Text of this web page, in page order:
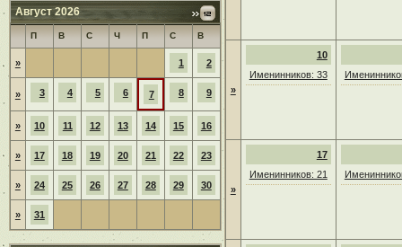
Август 2026
П В С Ч П С В
» 1 2
» 3 4 5 6 7 8 9
» 10 11 12 13 14 15 16
» 17 18 19 20 21 22 23
» 24 25 26 27 28 29 30
» 31
»
10
Именинников: 33
»
17
Именинников: 21